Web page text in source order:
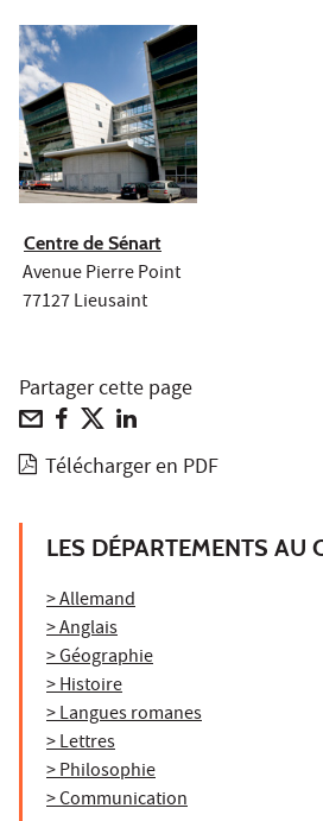
Centre de Sénart
Avenue Pierre Point
77127 Lieusaint
Partager cette page
Télécharger en PDF
LES DÉPARTEMENTS AU
> Allemand
> Anglais
> Géographie
> Histoire
> Langues romanes
> Lettres
> Philosophie
> Communication